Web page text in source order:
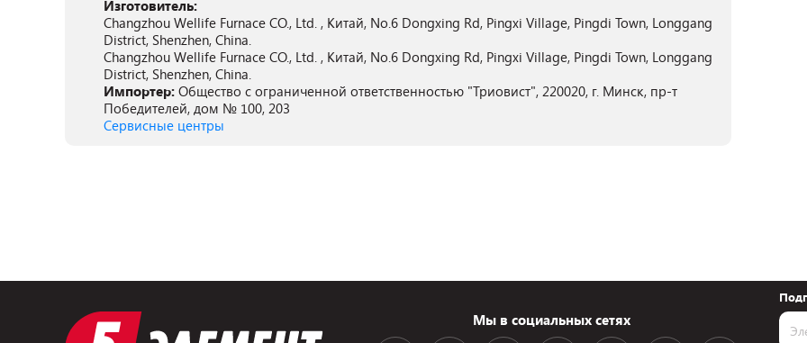
Изготовитель:
Changzhou Wellife Furnace CO., Ltd. , Китай, No.6 Dongxing Rd, Pingxi Village, Pingdi Town, Longgang
District, Shenzhen, China.
Changzhou Wellife Furnace CO., Ltd. , Китай, No.6 Dongxing Rd, Pingxi Village, Pingdi Town, Longgang
District, Shenzhen, China.
Импортер: Общество с ограниченной ответственностью "Триовист", 220020, г. Минск, пр-т
Победителей, дом № 100, 203
Сервисные центры
Мы в социальных сетях